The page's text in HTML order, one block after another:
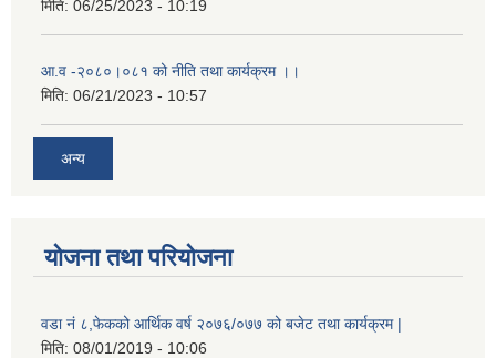
मिति: 06/25/2023 - 10:19
आ.व -२०८०।०८१ को नीति तथा कार्यक्रम ।।
मिति: 06/21/2023 - 10:57
अन्य
योजना तथा परियोजना
वडा नं ८,फेकको आर्थिक वर्ष २०७६/०७७ को बजेट तथा कार्यक्रम |
मिति: 08/01/2019 - 10:06